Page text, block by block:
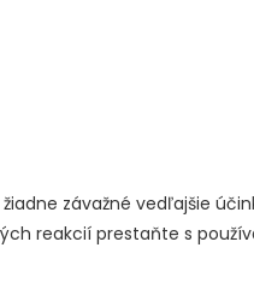
závažné vedľajšie
reakcií prestaňte s